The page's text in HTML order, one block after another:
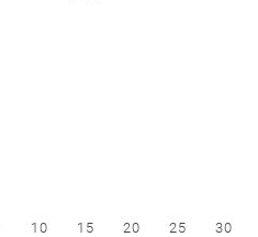
10 15 20 25 30